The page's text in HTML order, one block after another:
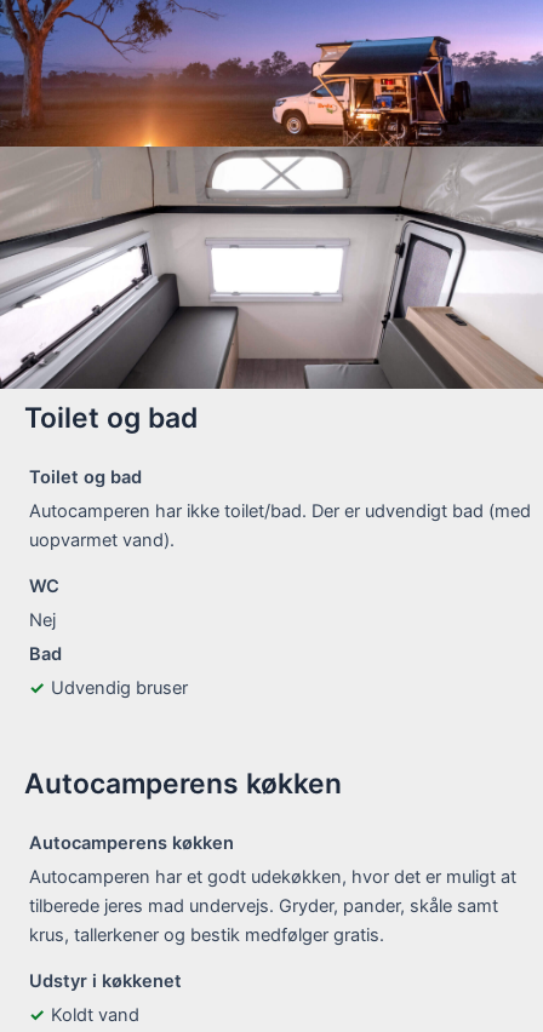
Toilet og bad
Toilet og bad
Autocamperen har ikke toilet/bad. Der er udvendigt bad (med
uopvarmet vand).
WC
Nej
Bad
Udvendig bruser
Autocamperens køkken
Autocamperens køkken
Autocamperen har et godt udekøkken, hvor det er muligt at
tilberede jeres mad undervejs. Gryder, pander, skåle samt
krus, tallerkener og bestik medfølger gratis.
Udstyr i køkkenet
Koldt vand